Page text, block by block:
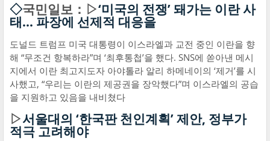
◇국민일보：▷‘미국의 전쟁’ 돼가는 이란 사
태… 파장에 선제적 대응을
도널드 트럼프 미국 대통령이 이스라엘과 교전 중인 이란을 향
해 “무조건 항복하라”며 ‘최후통첩’을 했다. SNS에 쏟아낸 메시
지에서 이란 최고지도자 아야톨라 알리 하메네이의 ‘제거’를 시
사했고, “우리는 이란의 제공권을 장악했다”며 이스라엘의 공습
을 지원하고 있음을 내비쳤다
▷서울대의 ‘한국판 천인계획’ 제안, 정부가
적극 고려해야